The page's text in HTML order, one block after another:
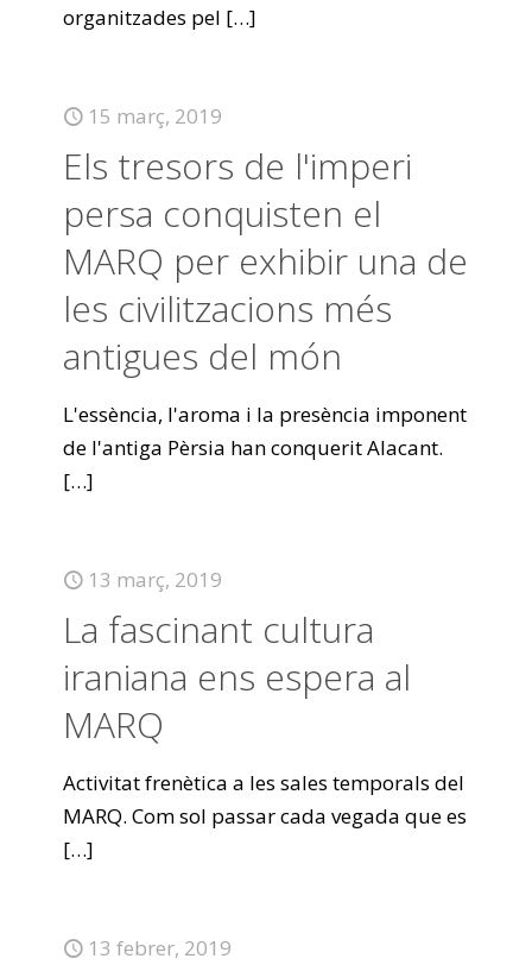
organitzades pel […]
15 març, 2019
Els tresors de l'imperi
persa conquisten el
MARQ per exhibir una de
les civilitzacions més
antigues del món
L'essència, l'aroma i la presència imponent
de l'antiga Pèrsia han conquerit Alacant.
[…]
13 març, 2019
La fascinant cultura
iraniana ens espera al
MARQ
Activitat frenètica a les sales temporals del
MARQ. Com sol passar cada vegada que es
[…]
13 febrer, 2019